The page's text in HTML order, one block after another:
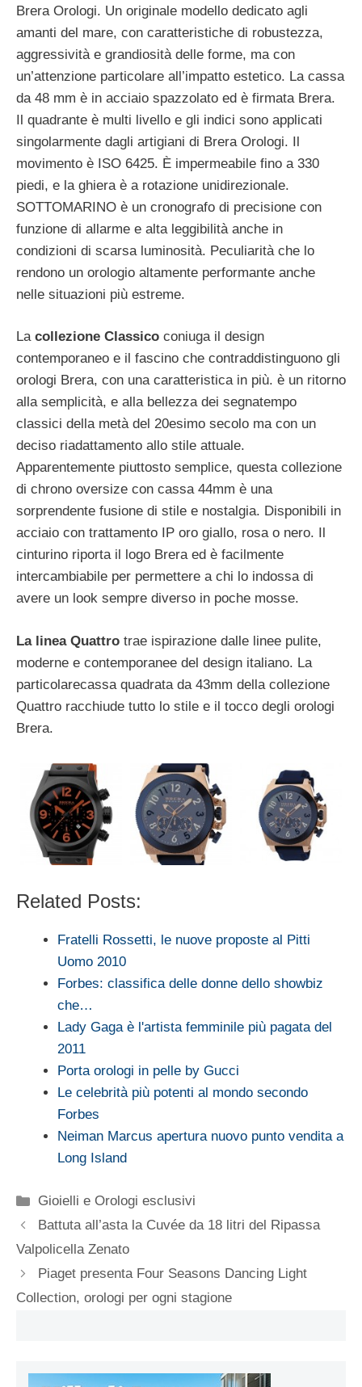
Brera Orologi. Un originale modello dedicato agli
amanti del mare, con caratteristiche di robustezza,
aggressività e grandiosità delle forme, ma con
un’attenzione particolare all’impatto estetico. La cassa
da 48 mm è in acciaio spazzolato ed è firmata Brera.
Il quadrante è multi livello e gli indici sono applicati
singolarmente dagli artigiani di Brera Orologi. Il
movimento è ISO 6425. È impermeabile fino a 330
piedi, e la ghiera è a rotazione unidirezionale.
SOTTOMARINO è un cronografo di precisione con
funzione di allarme e alta leggibilità anche in
condizioni di scarsa luminosità. Peculiarità che lo
rendono un orologio altamente performante anche
nelle situazioni più estreme.
La collezione Classico coniuga il design
contemporaneo e il fascino che contraddistinguono gli
orologi Brera, con una caratteristica in più. è un ritorno
alla semplicità, e alla bellezza dei segnatempo
classici della metà del 20esimo secolo ma con un
deciso riadattamento allo stile attuale.
Apparentemente piuttosto semplice, questa collezione
di chrono oversize con cassa 44mm è una
sorprendente fusione di stile e nostalgia. Disponibili in
acciaio con trattamento IP oro giallo, rosa o nero. Il
cinturino riporta il logo Brera ed è facilmente
intercambiabile per permettere a chi lo indossa di
avere un look sempre diverso in poche mosse.
La linea Quattro trae ispirazione dalle linee pulite,
moderne e contemporanee del design italiano. La
particolarecassa quadrata da 43mm della collezione
Quattro racchiude tutto lo stile e il tocco degli orologi
Brera.
Related Posts:
Fratelli Rossetti, le nuove proposte al Pitti
Uomo 2010
Forbes: classifica delle donne dello showbiz
che…
Lady Gaga è l'artista femminile più pagata del
2011
Porta orologi in pelle by Gucci
Le celebrità più potenti al mondo secondo
Forbes
Neiman Marcus apertura nuovo punto vendita a
Long Island
Categorie
Gioielli e Orologi esclusivi
Battuta all’asta la Cuvée da 18 litri del Ripassa
Valpolicella Zenato
Piaget presenta Four Seasons Dancing Light
Collection, orologi per ogni stagione